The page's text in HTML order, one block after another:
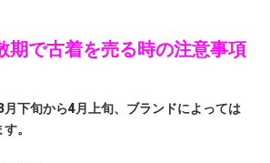
期で古着を売る時の注意事項
下旬から4月上旬、ブランドによっては
。